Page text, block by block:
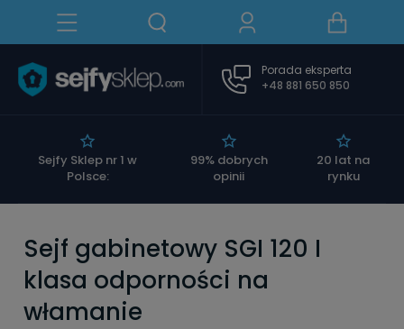
Sejfy Sklep nr 1 w
Polsce:
99% dobrych
opinii
20 lat na
rynku
Porada eksperta
+48 881 650 850
Sejf gabinetowy SGI 120 I
klasa odporności na
włamanie